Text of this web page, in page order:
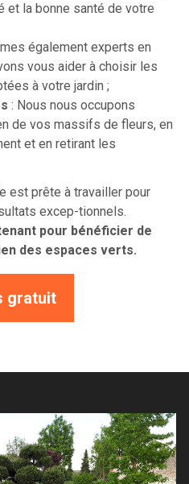
et la bonne santé de votre
également experts en
vous aider à choisir les
à votre jardin ;
: Nous nous occupons
de vos massifs de fleurs, en
et en retirant les
est prête à travailler pour
excep-tionnels.
pour bénéficier de
des espaces verts.
gratuit